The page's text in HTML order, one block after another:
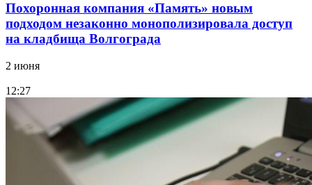
Похоронная компания «Память» новым
подходом незаконно монополизировала доступ
на кладбища Волгограда
2 июня
12:27